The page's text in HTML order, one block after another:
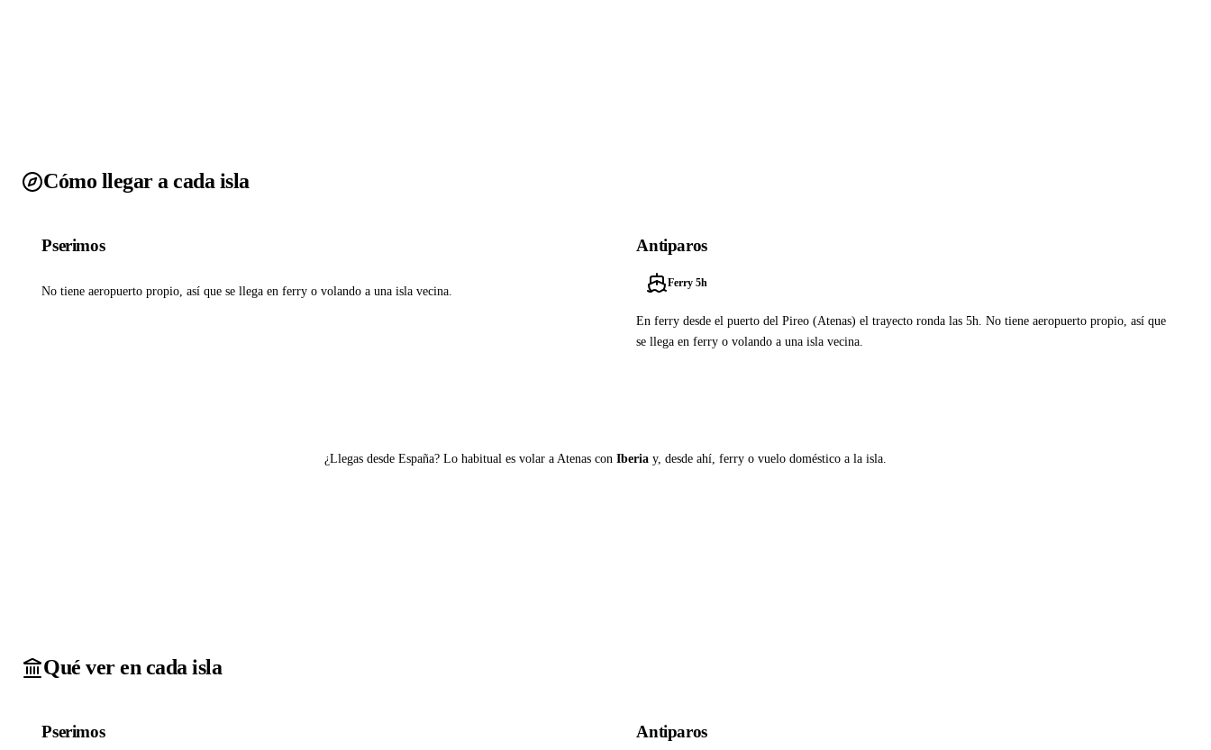
Cómo llegar a cada isla
Pserimos
No tiene aeropuerto propio, así que se llega en ferry o volando a una isla vecina.
Antiparos
Ferry 5h
En ferry desde el puerto del Pireo (Atenas) el trayecto ronda las 5h. No tiene aeropuerto propio, así que
se llega en ferry o volando a una isla vecina.
¿Llegas desde España? Lo habitual es volar a Atenas con Iberia y, desde ahí, ferry o vuelo doméstico a la isla.
Qué ver en cada isla
Pserimos Antiparos